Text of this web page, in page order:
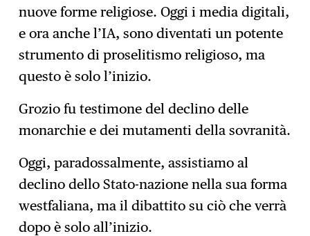
nuove forme religiose. Oggi i media digitali,
e ora anche l’IA, sono diventati un potente
strumento di proselitismo religioso, ma
questo è solo l’inizio.
Grozio fu testimone del declino delle
monarchie e dei mutamenti della sovranità.
Oggi, paradossalmente, assistiamo al
declino dello Stato-nazione nella sua forma
westfaliana, ma il dibattito su ciò che verrà
dopo è solo all’inizio.